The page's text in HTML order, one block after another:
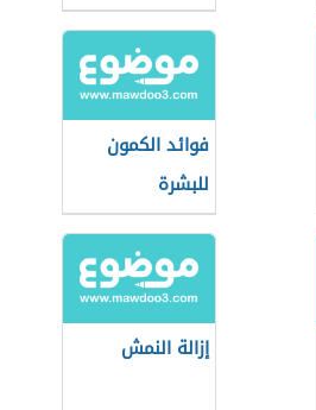
فوائد الكمون
للبشرة
إزالة النمش